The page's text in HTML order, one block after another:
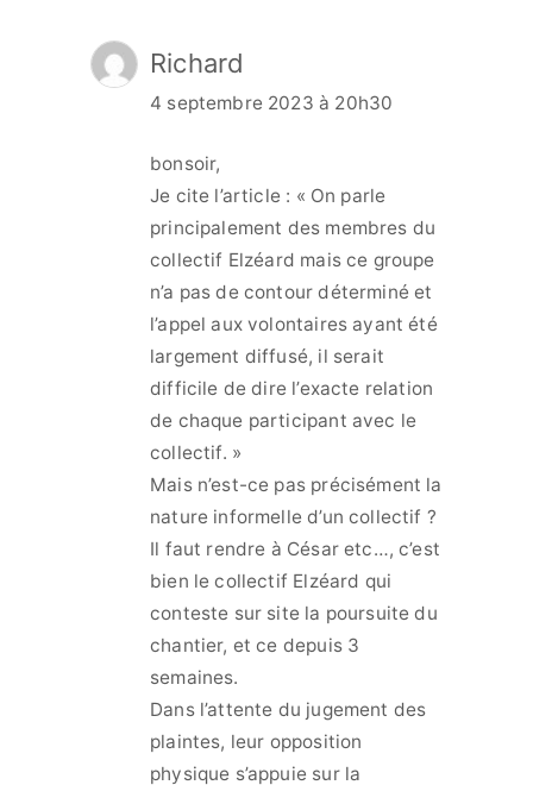
Richard
4 septembre 2023 à 20h30
bonsoir,
Je cite l’article : « On parle
principalement des membres du
collectif Elzéard mais ce groupe
n’a pas de contour déterminé et
l’appel aux volontaires ayant été
largement diffusé, il serait
difficile de dire l’exacte relation
de chaque participant avec le
collectif. »
Mais n’est-ce pas précisément la
nature informelle d’un collectif ?
Il faut rendre à César etc…, c’est
bien le collectif Elzéard qui
conteste sur site la poursuite du
chantier, et ce depuis 3
semaines.
Dans l’attente du jugement des
plaintes, leur opposition
physique s’appuie sur la